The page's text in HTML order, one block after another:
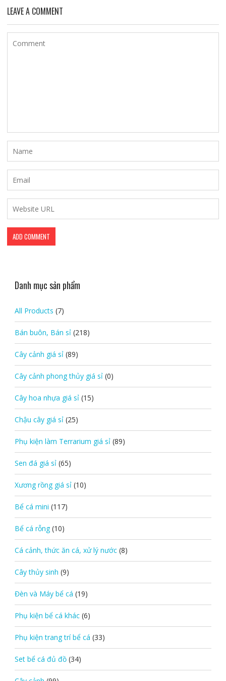
LEAVE A COMMENT
Danh mục sản phẩm
All Products (7)
Bán buôn, Bán sỉ (218)
Cây cảnh giá sỉ (89)
Cây cảnh phong thủy giá sỉ (0)
Cây hoa nhựa giá sỉ (15)
Chậu cây giá sỉ (25)
Phụ kiện làm Terrarium giá sỉ (89)
Sen đá giá sỉ (65)
Xương rồng giá sỉ (10)
Bể cá mini (117)
Bể cá rỗng (10)
Cá cảnh, thức ăn cá, xử lý nước (8)
Cây thủy sinh (9)
Đèn và Máy bể cá (19)
Phụ kiện bể cá khác (6)
Phụ kiện trang trí bể cá (33)
Set bể cá đủ đồ (34)